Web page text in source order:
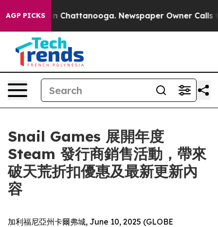
AGP PICKS
Chaos in Chattanooga. Newspaper Owner Calls the
Snail Games 展開年度
Steam 發行商銷售活動，帶來
破天荒折扣優惠及最新更新內
容
加利福尼亞州卡爾弗城, June 10, 2025 (GLOBE